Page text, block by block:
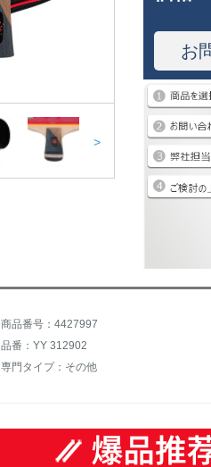
>
お
商品番号：4427997
品番：YY 312902
専門タイプ：その他